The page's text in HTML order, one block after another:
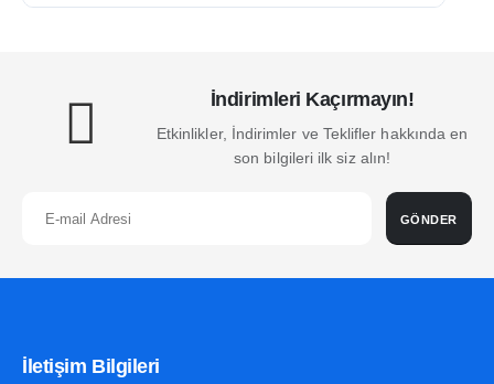
İndirimleri Kaçırmayın!
Etkinlikler, İndirimler ve Teklifler hakkında en
son bilgileri ilk siz alın!
GÖNDER
İletişim Bilgileri